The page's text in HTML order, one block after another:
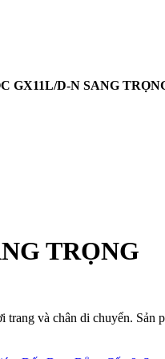
GX11L/D-N SANG
TRỌNG
và chân di chuyển. Sản